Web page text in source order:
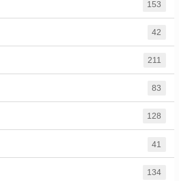
153
42
211
83
128
41
134